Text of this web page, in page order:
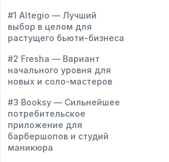
#1 Altegio — Лучший
выбор в целом для
растущего бьюти-бизнеса
#2 Fresha — Вариант
начального уровня для
новых и соло-мастеров
#3 Booksy — Сильнейшее
потребительское
приложение для
барбершопов и студий
маникюра